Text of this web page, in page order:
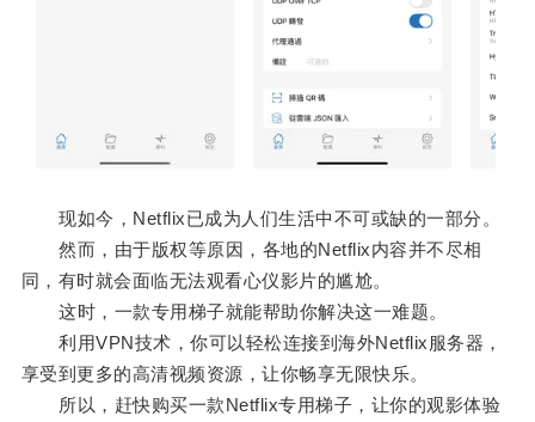
现如今，Netflix已成为人们生活中不可或缺的一部分。
然而，由于版权等原因，各地的Netflix内容并不尽相
同，有时就会面临无法观看心仪影片的尴尬。
这时，一款专用梯子就能帮助你解决这一难题。
利用VPN技术，你可以轻松连接到海外Netflix服务器，
享受到更多的高清视频资源，让你畅享无限快乐。
所以，赶快购买一款Netflix专用梯子，让你的观影体验